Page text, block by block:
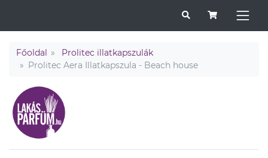
Főoldal
Prolitec illatkapszulák
Prolitec Aera Illatkapszula - Beach house